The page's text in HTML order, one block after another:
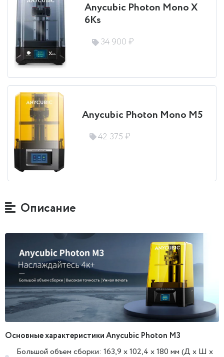
Anycubic Photon Mono X
6Ks
34 900 ₽
Anycubic Photon Mono M5
42 375 ₽
Описание
Основные характеристики Anycubic Photon M3
Большой объем сборки: 163,9 x 102,4 x 180 мм (Д x Ш x